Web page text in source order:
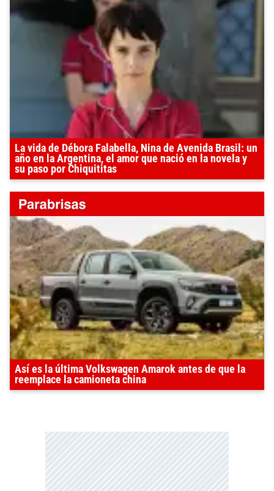
La vida de Débora Falabella, Nina de Avenida Brasil: un
año en la Argentina, el amor que nació en la novela y
su paso por Chiquititas
Así es la última Volkswagen Amarok antes de que la
reemplace la camioneta china